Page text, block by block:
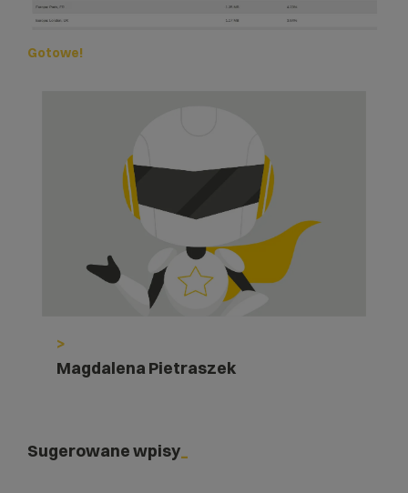
Gotowe!
>
Magdalena Pietraszek
Sugerowane wpisy